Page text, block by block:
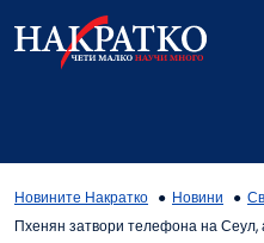
Новините Накратко Новини
Пхенян затвори телефона на Сеул,